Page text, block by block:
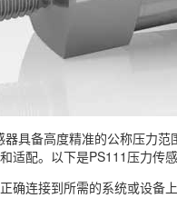
具备高度精准的公称压力
适配。以下是PS111压力传
确连接到所需的系统或设备